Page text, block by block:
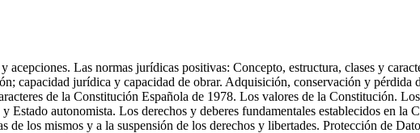
España y su integración social. La entrada y salida del territorio español. La autorización de estancia y de residencia.Tema 11. De las infracciones en materia de extranjería y su régimen sancionador. Tipos de infracciones: infracciones leves, infracciones graves e infracciones muy graves. Sanciones. Prescripción de las infracciones y de las sanciones. Efectos de la expulsión y devolución. Efectos de la denegación de entrada.Tema 12. La protección internacional. Reglas procedimentales para el reconocimiento de la protección internacional. De los menores y otras personas vulnerables. Centros de acogida a refugiados. Apátridas y desplazados.Tema 13. Disposiciones generales en materia de seguridad privada en España. Coordinación. Empresas de seguridad privada y despachos de detectives privados. Personal de seguridad privada. Servicios y medidas de seguridad.Tema 14. La Ley Orgánica 4/2015, de 30 de marzo, de protección de la seguridad ciudadana. Disposiciones generales. Documentación e identificación personal. Actuaciones para el mantenimiento y restablecimiento de la seguridad ciudadana. Potestades especiales de policía administrativa de seguridad. Régimen sancionador.Tema 15. Medidas para la protección de infraestructuras críticas. El Catálogo nacional de infraestructuras críticas. El sistema de protección de infraestructuras críticas. Ciberseguridad.Tema 16. Derecho Penal Parte General: Concepto. Principios informadores del Derecho Penal. La infracción penal. Concepto material de delito. Grados de ejecución del delito. Personas físicas y jurídicas criminalmente responsables. Las consecuencias jurídicas de la infracción penal. Vigencia temporal y espacial de la Ley Penal. La edad penal y sus efectos. Circunstancias modificativas de la responsabilidad criminal.Tema 17. Derecho Penal Especial: Del homicidio y sus formas. Del aborto. De las lesiones. Delitos contra la libertad. De las torturas y otros delitos contra la integridad moral. Delitos contra la libertad e indemnidad sexuales.Tema 18. Delitos contra el patrimonio y contra el orden socioeconómico. El hurto. El robo. La extorsión. Robo y hurto de uso de vehículos a motor. Usurpación. De las defraudaciones: estafas; apropiación indebida; defraudaciones de fluido eléctrico y análogas.Tema 19. Delitos contra el orden público: sedición. Atentados contra la autoridad, sus agentes y los funcionarios públicos, resistencia y desobediencia. Desórdenes públicos. Disposición común. Tenencia, tráfico y depósito de armas, municiones o explosivos.Tema 20. Delitos informáticos. Especial consideración al derecho a la intimidad. La prueba digital en el proceso penal.Tema 21. Noción de Derecho Procesal Penal. Concepto de jurisdicción y de competencia. Los órganos de la jurisdicción penal. Concepto de denuncia y la obligación de denunciar. La detención: Concepto y duración. La obligación de detener. Los derechos del detenido. El procedimiento de habeas corpus. El Ministerio Fiscal: Funciones. La Policía Judicial.Tema 22. La Ley 4/2015, de 27 de abril, del Estatuto de la víctima del delito. Ámbito. Concepto general de víctima. Derechos básicos. Protección de las víctimas. Medidas de protección a la víctima.Tema 23. Medidas de protección integral contra la violencia de género. Principios rectores. Sensibilización, prevención y detección. Derechos de las mujeres víctimas de violencia de género. Marco normativo y actuaciones encaminadas a favorecer la igualdad entre hombres y mujeres.Tema 24. Introducción a la Prevención de Riesgos Laborales. Concepto general de trabajo. Concepto de salud y condiciones de trabajo. El trabajo y la salud. Concepto general de riesgos Laborales. Principios generales de la actividad preventiva. Conceptos de prevención y protección. Consecuencia de los riesgos. Daños a la salud.Tema 25. Marco normativo básico en prevención de riesgos laborales. La Ley 31/1995, de Prevención de Riesgos Laborales. RD 39/1997, Reglamento de los servicios de prevención. El RD 2/2006, sobre Prevención de